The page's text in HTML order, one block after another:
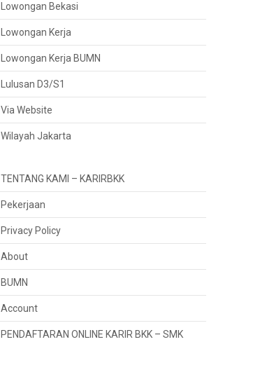
Lowongan Bekasi
Lowongan Kerja
Lowongan Kerja BUMN
Lulusan D3/S1
Via Website
Wilayah Jakarta
TENTANG KAMI – KARIRBKK
Pekerjaan
Privacy Policy
About
BUMN
Account
PENDAFTARAN ONLINE KARIR BKK – SMK